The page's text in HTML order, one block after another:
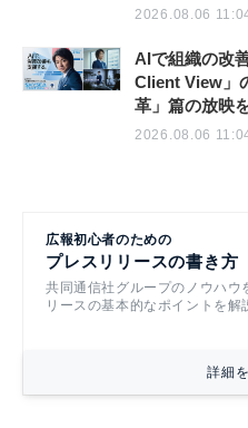
2026.08.06
AIで組織の改
Client View」
革」篇の放映
2026.08.06
広報初心者のための
プレスリリースの書き方
共同通信社グループのノウハウ
リースの基本的なポイントを解
詳細